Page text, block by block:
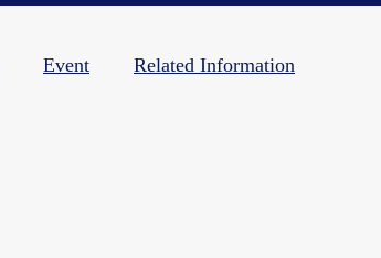
Event Related Information